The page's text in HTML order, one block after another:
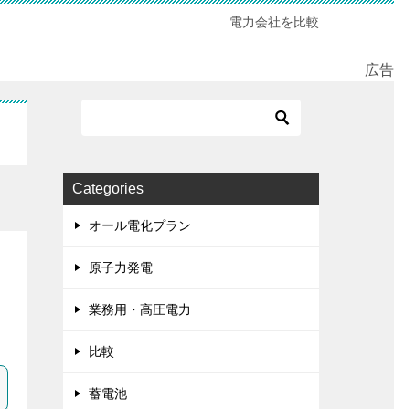
電力会社を比較
広告
Categories
オール電化プラン
原子力発電
業務用・高圧電力
比較
蓄電池